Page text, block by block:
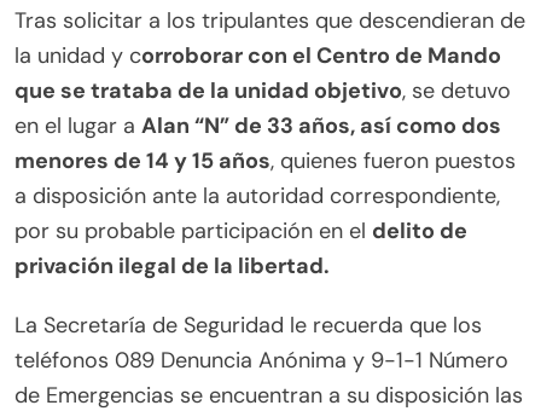
Tras solicitar a los tripulantes que descendieran de
la unidad y corroborar con el Centro de Mando
que se trataba de la unidad objetivo, se detuvo
en el lugar a Alan “N” de 33 años, así como dos
menores de 14 y 15 años, quienes fueron puestos
a disposición ante la autoridad correspondiente,
por su probable participación en el delito de
privación ilegal de la libertad.
La Secretaría de Seguridad le recuerda que los
teléfonos 089 Denuncia Anónima y 9-1-1 Número
de Emergencias se encuentran a su disposición las